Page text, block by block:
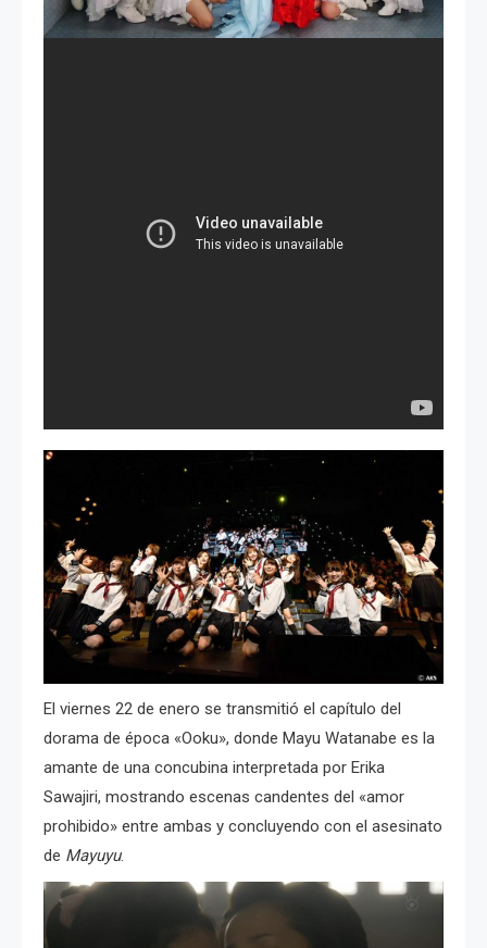
El viernes 22 de enero se transmitió el capítulo del
dorama de época «Ooku», donde Mayu Watanabe es la
amante de una concubina interpretada por Erika
Sawajiri, mostrando escenas candentes del «amor
prohibido» entre ambas y concluyendo con el asesinato
de Mayuyu.